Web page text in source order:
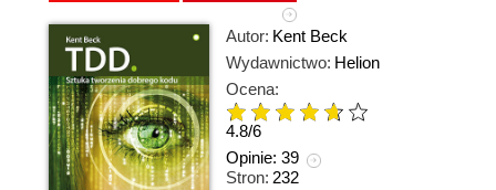
Autor: Kent Beck
Wydawnictwo: Helion
Ocena:
4.8/6
Opinie: 39
Stron: 232